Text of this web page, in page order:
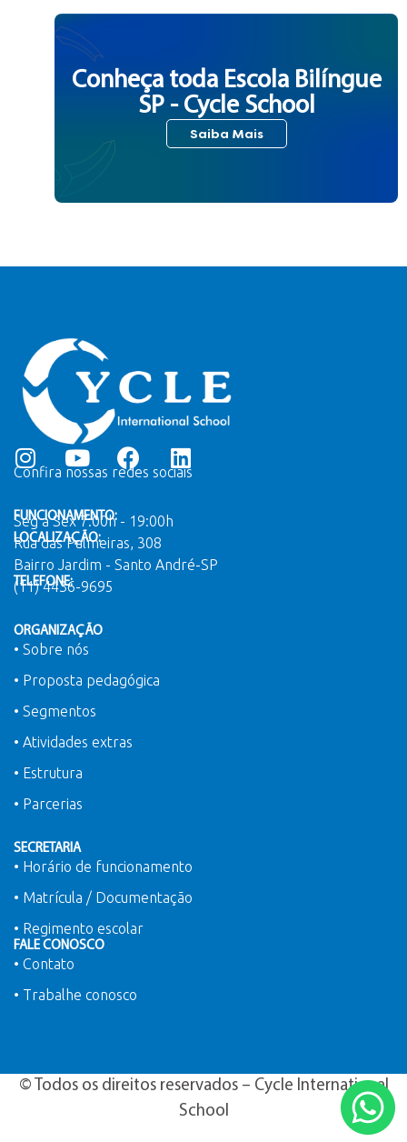
Conheça toda Escola Bilíngue
SP - Cycle School
Saiba Mais
Confira nossas redes sociais
FUNCIONAMENTO:
Seg a Sex 7:00h - 19:00h
LOCALIZAÇÃO:
Rua das Palmeiras, 308
Bairro Jardim - Santo André-SP
TELEFONE:
(11) 4436-9695
ORGANIZAÇÃO
• Sobre nós
• Proposta pedagógica
• Segmentos
• Atividades extras
• Estrutura
• Parcerias
SECRETARIA
• Horário de funcionamento
• Matrícula / Documentação
• Regimento escolar
FALE CONOSCO
• Contato
• Trabalhe conosco
© Todos os direitos reservados – Cycle International
School